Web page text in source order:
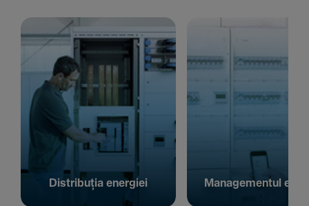
Distribuția energiei Managementul